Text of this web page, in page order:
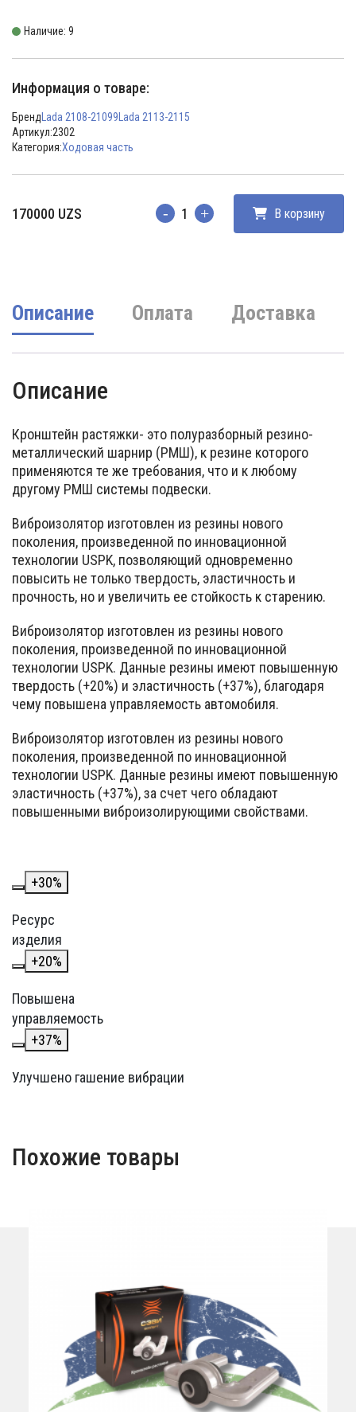
Наличие: 9
Информация о товаре:
Бренд Lada 2108-21099 Lada 2113-2115
Артикул:2302
Категория:Ходовая часть
170000 UZS Количество В корзину
Описание Оплата Доставка
Описание
Кронштейн растяжки- это полуразборный резино-
металлический шарнир (РМШ), к резине которого
применяются те же требования, что и к любому
другому РМШ системы подвески.
Виброизолятор изготовлен из резины нового
поколения, произведенной по инновационной
технологии USPK, позволяющий одновременно
повысить не только твердость, эластичность и
прочность, но и увеличить ее стойкость к старению.
Виброизолятор изготовлен из резины нового
поколения, произведенной по инновационной
технологии USPK. Данные резины имеют повышенную
твердость (+20%) и эластичность (+37%), благодаря
чему повышена управляемость автомобиля.
Виброизолятор изготовлен из резины нового
поколения, произведенной по инновационной
технологии USPK. Данные резины имеют повышенную
эластичность (+37%), за счет чего обладают
повышенными виброизолирующими свойствами.
+30%
Ресурс
изделия
+20%
Повышена
управляемость
+37%
Улучшено гашение вибрации
Похожие товары